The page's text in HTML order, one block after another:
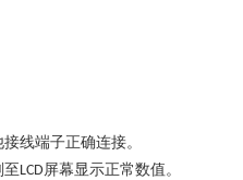
线端子正确连接。
LCD屏幕显示正常数值。